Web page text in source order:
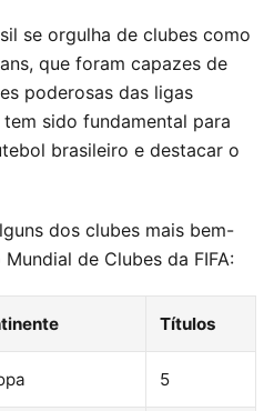
se orgulha de clubes como
que foram capazes de
poderosas das ligas
sido fundamental para
brasileiro e destacar o
dos clubes mais bem-
de Clubes da FIFA:
Títulos
5